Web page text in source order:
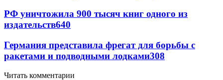
РФ уничтожила 900 тысяч книг одного из
издательств640
Германия представила фрегат для борьбы с
ракетами и подводными лодками308
Читать комментарии